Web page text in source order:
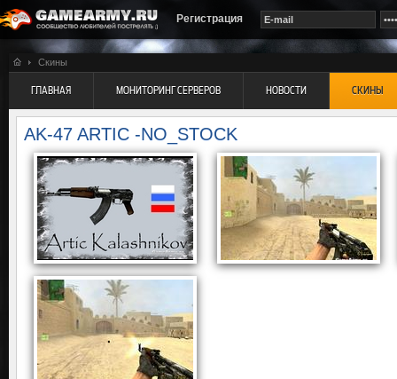
Регистрация
Скины
ГЛАВНАЯ МОНИТОРИНГ СЕРВЕРОВ НОВОСТИ СКИНЫ
AK-47 ARTIC -NO_STOCK